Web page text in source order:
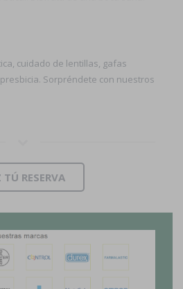
cuidado de lentillas, gafas
Sorpréndete con nuestros
TÚ RESERVA